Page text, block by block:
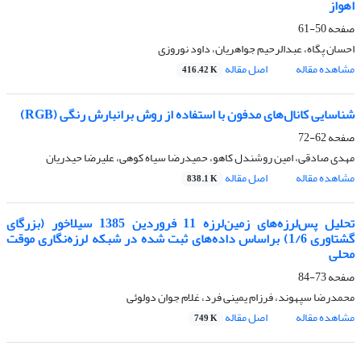
اهواز
صفحه50-61
احسان پگاه، عبدالرحیم جواهریان، داود نوروزی
مشاهده مقاله
اصل مقاله 416.42 K
شناسایی کانال‌های مدفون با استفاده از روش برانبارش رنگی (RGB)
صفحه62-72
مهدی صادقی، امین روشندل کاهو، حمیدرضا سیاه کوهی، علیرضا حیدریان
مشاهده مقاله
اصل مقاله 838.1 K
تحلیل پس‌لرزه‌های زمین‌لرزه 11 فروردین 1385 سیلاخور (بزرگای
گشتاوری 1/6) براساس داده‌‌‌‌های ثبت شده در شبکه لرزه‌نگاری موقت
محلی
صفحه73-84
محمدرضا سپهوند، فرزام یمینی فرد، غلام جوان دولوئی
مشاهده مقاله
اصل مقاله 749 K